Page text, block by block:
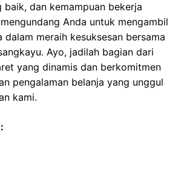
baik, dan kemampuan bekerja
Anda untuk mengambil
dalam meraih kesuksesan bersama
Ayo, jadilah bagian dari
yang dinamis dan berkomitmen
pengalaman belanja yang unggul
kami.